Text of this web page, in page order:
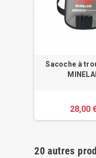
Sacoche à
28,00
20 autres